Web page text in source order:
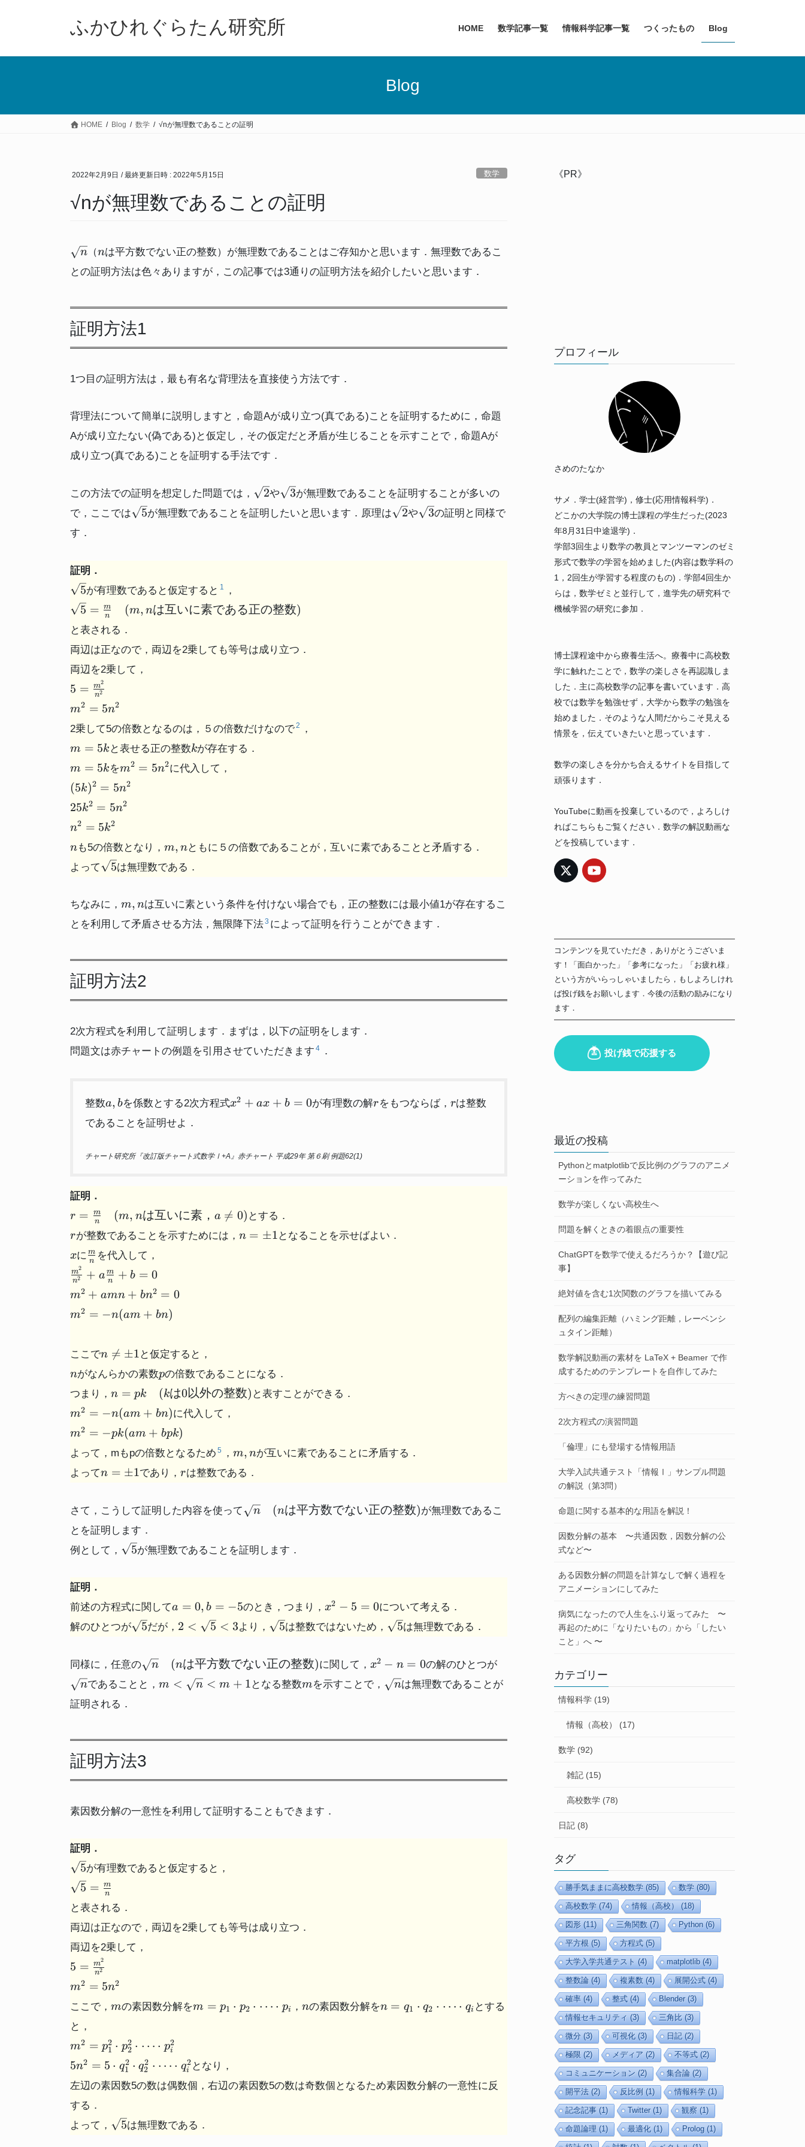
ふかひれぐらたん研究所 HOME 数学記事一覧 情報科学記事一覧 つくったもの Blog
Blog
HOME Blog 数学 √nが無理数であることの証明
2022年2月9日 / 最終更新日時 : 2022年5月15日 数学
√nが無理数であることの証明
\sqrt{n}
n （n
nは平方数でない正の整数）が無理数であることはご存知かと思います．無理数であるこ
との証明方法は色々ありますが，この記事では3通りの証明方法を紹介したいと思います．
証明方法1
1つ目の証明方法は，最も有名な背理法を直接使う方法です．
背理法について簡単に説明しますと，命題Aが成り立つ(真である)ことを証明するために，命題
Aが成り立たない(偽である)と仮定し，その仮定だと矛盾が生じることを示すことで，命題Aが
成り立つ(真である)ことを証明する手法です．
この方法での証明を想定した問題では， \sqrt{2}
2や\sqrt{3}
3が無理数であることを証明することが多いの
で，ここでは\sqrt{5}
5が無理数であることを証明したいと思います．原理は\sqrt{2}
2や\sqrt{3}
3の証明と同様で
す．
証明．
\sqrt{5}
5が有理数であると仮定すると 1 ，
\sqrt{5}
\frac{m}
{n}
(m,nは
互いに素
である正
の整数)
5 = n
m (m, nは互いに素である正の整数)
と表される．
両辺は正なので，両辺を2乗しても等号は成り立つ．
両辺を2乗して，
5 =
\frac{m^2}
{n^2}
5 = n2
m2
m^2
5n^2
m2 = 5n2
2乗して5の倍数となるのは，５の倍数だけなので2 ，
m=5k
m = 5k と表せる正の整数k
kが存在する．
m=5k
m = 5kをm^2
=
5n^2
m2 = 5n2に代入して，
(5k)^2
=
5n^2
(5k)2 = 5n2
25k^2
=
5n^2
25k2 = 5n2
n^2
5k^2
n2 = 5k2
n
nも5の倍数となり， m,n
m, nともに５の倍数であることが，互いに素であることと矛盾する．
よって\sqrt{5}
5は無理数である．
ちなみに， m,n
m, nは互いに素という条件を付けない場合でも，正の整数には最小値1が存在するこ
とを利用して矛盾させる方法，無限降下法3 によって証明を行うことができます．
証明方法2
2次方程式を利用して証明します．まずは，以下の証明をします．
問題文は赤チャートの例題を引用させていただきます 4 ．
整数a,b
a, bを係数とする2次方程式x^2+ax+b=0
x2 + ax + b = 0が有理数の解r
rをもつならば， r
rは整数
であることを証明せよ．
チャート研究所『改訂版チャート式数学Ⅰ+A』赤チャート 平成29年 第６刷 例題62(1)
証明．
r=
\frac{m}
{n}
(m,nは
互いに
素，a
\neq 0)
r = n
m (m, nは互いに素， a 
= 0) とする．
r
rが整数であることを示すためには， n=\pm{1}
n = ±1 となることを示せばよい．
x
xに \frac{m}
{n}
n
m を代入して，
\frac{m^2}
{n^2} + a
\frac{m}
{n} + b =
n2
m2 + a n
m + b = 0
m^2
amn
= 0
m2 + amn + bn2 = 0
m^2
am
bn)
m2 = −n(am + bn)
ここでn \neq
\pm{1}
n 
= ±1 と仮定すると，
n
nがなんらかの素数p
pの倍数であることになる．
つまり， n =
pk
(kは
0以
外の
整
数)
n = pk (kは0以外の整数) と表すことができる．
m^2
= -
n(
am
+
bn)
m2 = −n(am + bn)に代入して，
m^2
pk(
am
m2 = −pk(am + bpk)
よって，mもpの倍数となるため 5 ， m,
m, nが互いに素であることに矛盾する．
よってn =
n = ±1であり，r
rは整数である．
さて，こうして証明した内容を使って \sqrt{n}
(nは平方
正の整数)
n (nは平方数でない正の整数)が無理数であるこ
とを証明します．
例として， \sqrt{5}
5が無理数であることを証明します．
証明．
前述の方程式に関してa=0,
a = 0, b = −5のとき，つまり，x^2
x2 − 5 = 0について考える．
解のひとつが\sqrt{5}
5だが， 2 <
2 < 5 < 3より， \sqrt{5}
5は整数ではないため， \sqrt{5}
5は無理数である．
同様に，任意の\sqrt{n}
(nは平方
数でない
n (nは平方数でない正の整数)に関して， x^2
n=0
x2 − n = 0の解のひとつが\sqrt{n}
nであることと， m <
\sqrt{n}
m < n < m + 1 となる整数m
mを示すことで， \sqrt{n}
nは無理数であることが
証明される．
証明方法3
素因数分解の一意性を利用して証明することもできます．
証明．
\sqrt{5}
5が有理数であると仮定すると，
\sqrt{5}
\frac{m}
{n}
5 = n
m
と表される．
両辺は正なので，両辺を2乗しても等号は成り立つ．
両辺を2乗して，
5 =
\frac{m^2}
{n^2}
5 = n2
m2
m^2
5n^2
m2 = 5n2
ここで， m
mの素因数分解をm=p_{1}
\cdots
\cdot
p_{i}
m = p1 ⋅ p2 ⋅ ⋯ ⋅ pi ， n
nの素因数分解をn =
\cdot
n = q1 ⋅ q2 ⋅ ⋯ ⋅ qi とする
と，
m^2 =
p_{1}^{2}
\cdot
p_{2}^{2}
\cdot
\cdots
\cdot
m2 = p1
2 ⋅ p2
2 ⋅ ⋯ ⋅ pi
2
5n^2 = 5
q_{1}^{2}
\cdot
q_{2}^{2}
\cdot
5n2 = 5 ⋅ q1
2 ⋅ q2
2 ⋅ ⋯ ⋅ qi
2 となり，
左辺の素因数5の数は偶数個，右辺の素因数5の数は奇数個となるため素因数分解の一意性に反
する．
よって， \sqrt{5}
5は無理数である．
《PR》
プロフィール
さめのたなか
サメ．学士(経営学)，修士(応用情報科学)．
どこかの大学院の博士課程の学生だった(2023
年8月31日中途退学)．
学部3回生より数学の教員とマンツーマンのゼミ
形式で数学の学習を始めました(内容は数学科の
1，2回生が学習する程度のもの)．学部4回生か
らは，数学ゼミと並行して，進学先の研究科で
機械学習の研究に参加．
博士課程途中から療養生活へ。療養中に高校数
学に触れたことで，数学の楽しさを再認識しま
した．主に高校数学の記事を書いています．高
校では数学を勉強せず，大学から数学の勉強を
始めました．そのような人間だからこそ見える
情景を，伝えていきたいと思っています．
数学の楽しさを分かち合えるサイトを目指して
頑張ります．
YouTubeに動画を投棄しているので，よろしけ
ればこちらもご覧ください．数学の解説動画な
どを投稿しています．
コンテンツを見ていただき，ありがとうございま
す！「面白かった」「参考になった」「お疲れ様」
という方がいらっしゃいましたら，もしよろしけれ
ば投げ銭をお願いします．今後の活動の励みになり
ます．
最近の投稿
Pythonとmatplotlibで反比例のグラフのアニメ
ーションを作ってみた
数学が楽しくない高校生へ
問題を解くときの着眼点の重要性
ChatGPTを数学で使えるだろうか？【遊び記
事】
絶対値を含む1次関数のグラフを描いてみる
配列の編集距離（ハミング距離，レーベンシ
ュタイン距離）
数学解説動画の素材を LaTeX + Beamer で作
成するためのテンプレートを自作してみた
方べきの定理の練習問題
2次方程式の演習問題
「倫理」にも登場する情報用語
大学入試共通テスト「情報Ⅰ」サンプル問題
の解説（第3問）
命題に関する基本的な用語を解説！
因数分解の基本 〜共通因数，因数分解の公
式など〜
ある因数分解の問題を計算なしで解く過程を
アニメーションにしてみた
病気になったので人生をふり返ってみた 〜
再起のために「なりたいもの」から「したい
こと」へ 〜
カテゴリー
情報科学 (19)
情報（高校） (17)
数学 (92)
雑記 (15)
高校数学 (78)
日記 (8)
タグ
勝手気ままに高校数学 (85) 数学 (80)
高校数学 (74) 情報（高校） (18)
図形 (11) 三角関数 (7) Python (6)
平方根 (5) 方程式 (5)
大学入学共通テスト (4) matplotlib (4)
整数論 (4) 複素数 (4) 展開公式 (4)
確率 (4) 整式 (4) Blender(3)
情報セキュリティ (3) 三角比 (3)
微分 (3) 可視化 (3) 日記 (2)
極限 (2) メディア (2) 不等式 (2)
コミュニケーション (2) 集合論 (2)
開平法 (2) 反比例 (1) 情報科学 (1)
記念記事 (1) Twitter(1) 観察 (1)
命題論理 (1) 最適化 (1) Prolog (1)